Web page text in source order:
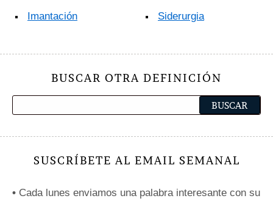
Imantación Siderurgia
BUSCAR OTRA DEFINICIÓN
SUSCRÍBETE AL EMAIL SEMANAL
• Cada lunes enviamos una palabra interesante con su